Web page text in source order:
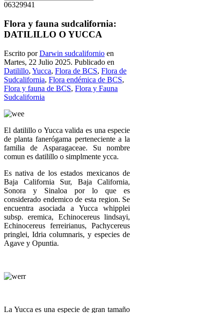
06329941
Flora y fauna sudcalifornia:
DATILILLO O YUCCA
Escrito porDarwin sudcalifornio en
Martes, 22 Julio 2025. Publicado en
Datilillo, Yucca, Flora de BCS, Flora de
Sudcalifornia, Flora endémica de BCS,
Flora y fauna de BCS, Flora y Fauna
Sudcalifornia
El datilillo o Yucca valida es una especie
de planta fanerógama perteneciente a la
familia de Asparagaceae. Su nombre
comun es datilillo o simplmente ycca.
Es nativa de los estados mexicanos de
Baja California Sur, Baja California,
Sonora y Sinaloa por lo que es
considerado endemico de esta region. Se
encuentra asociada a Yucca whipplei
subsp. eremica, Echinocereus lindsayi,
Echinocereus ferreirianus, Pachycereus
pringlei, Idria columnaris, y especies de
Agave y Opuntia.
La Yucca es una especie de gran tamaño